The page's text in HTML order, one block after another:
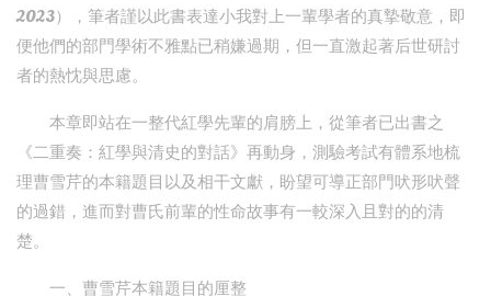
2023），筆者謹以此書表達小我對上一輩學者的真摯敬意，即
便他們的部門學術不雅點已稍嫌過期，但一直激起著后世研討
者的熱忱與思慮。
本章即站在一整代紅學先輩的肩膀上，從筆者已出書之
《二重奏：紅學與清史的對話》再動身，測驗考試有體系地梳
理曹雪芹的本籍題目以及相干文獻，盼望可導正部門吠形吠聲
的過錯，進而對曹氏前輩的性命故事有一較深入且對的的清
楚。
一、曹雪芹本籍題目的厘整